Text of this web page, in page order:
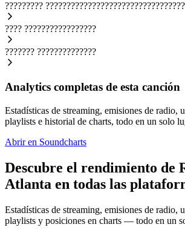
?????????
???? ?????????????????
??????? ??????????????
Analytics completas de esta canción
Estadísticas de streaming, emisiones de radio,
playlists e historial de charts, todo en un solo
Abrir en Soundcharts
Descubre el rendimiento de
Atlanta en todas las
Estadísticas de streaming, emisiones de radio,
playlists y posiciones en charts — todo en un